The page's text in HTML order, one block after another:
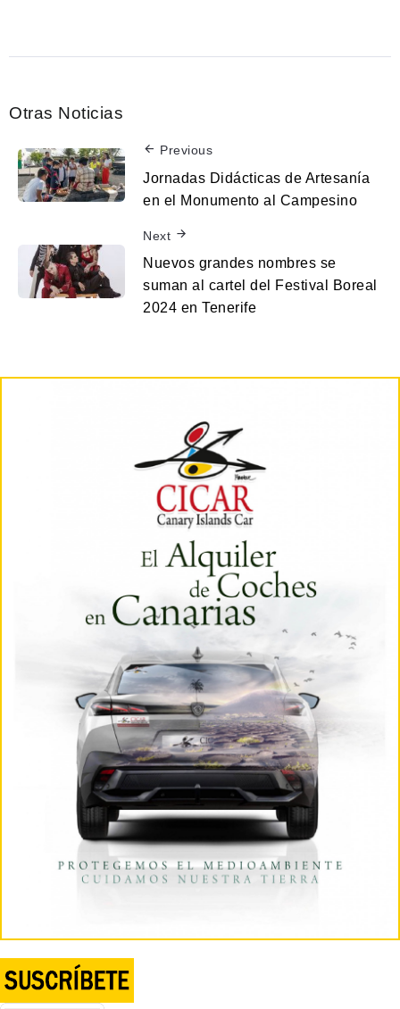
Otras Noticias
Previous
Jornadas Didácticas de Artesanía
en el Monumento al Campesino
Next
Nuevos grandes nombres se
suman al cartel del Festival Boreal
2024 en Tenerife